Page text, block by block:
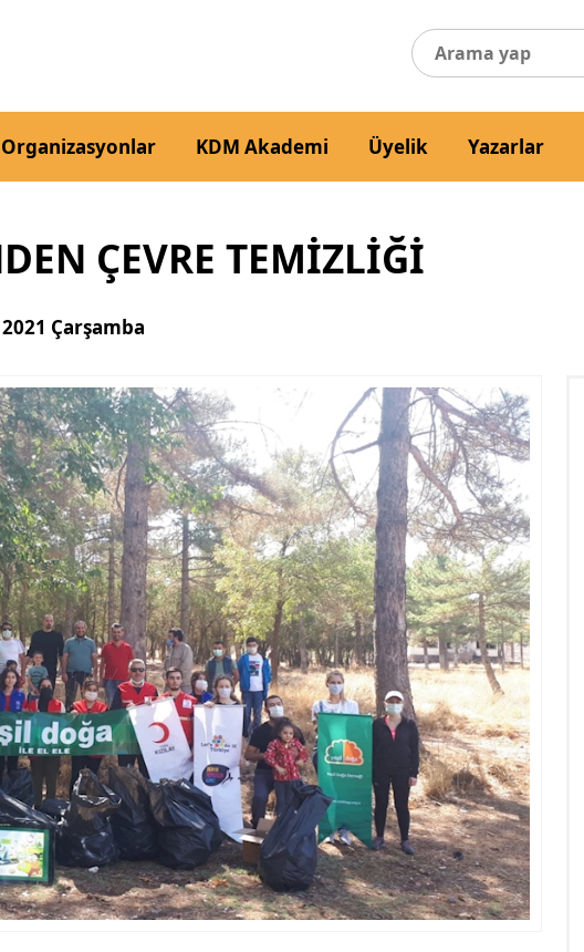
Organizasyonlar KDM Akademi Üyelik Yazarlar
ÇEVRE TEMİZLİĞİ
Çarşamba